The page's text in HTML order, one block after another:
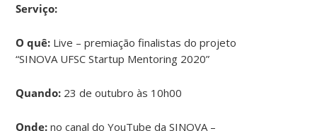
Serviço:
O quê: Live – premiação finalistas do projeto
“SINOVA UFSC Startup Mentoring 2020”
Quando: 23 de outubro às 10h00
Onde: no canal do YouTube da SINOVA –